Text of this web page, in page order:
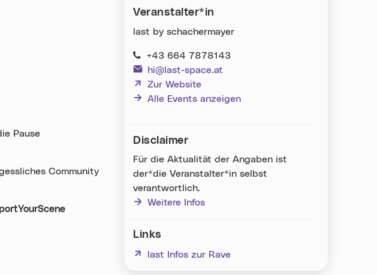
Pause
Community
Veranstalter*in
last by schachermayer
+43 664 7878143
hi@last-space.at
Zur Website
(neues Fenster)
Alle Events anzeigen
Disclaimer
Für die Aktualität der Angaben ist
der*die Veranstalter*in selbst
verantwortlich.
Weitere Infos
Links
last Infos zur Rave
(neues Fenster)